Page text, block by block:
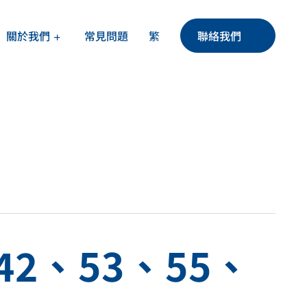
關於我們 常見問題 繁 聯絡我們
、53、55、